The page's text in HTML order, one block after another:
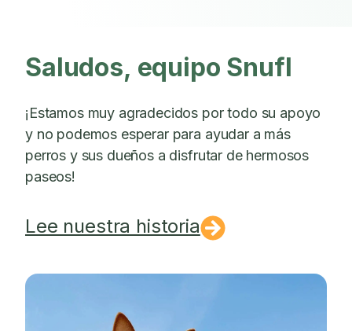
Saludos, equipo Snufl
¡Estamos muy agradecidos por todo su apoyo
y no podemos esperar para ayudar a más
perros y sus dueños a disfrutar de hermosos
paseos!
Lee nuestra historia